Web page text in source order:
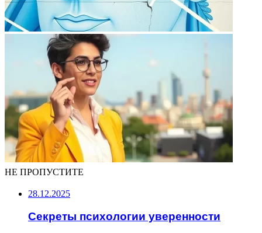
НЕ ПРОПУСТИТЕ
28.12.2025
Секреты психологии уверенности